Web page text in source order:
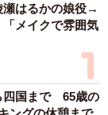
瀬はるかの娘役→
メイクで雰囲気
四国まで 65歳の